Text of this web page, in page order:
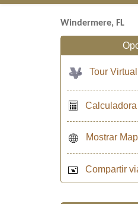
Windermere, FL
Tour Virtual
Calculadora
Mostrar
Compartir